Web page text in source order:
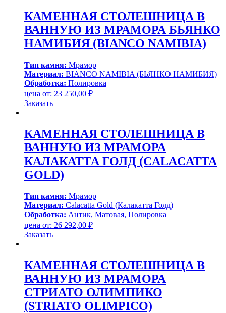
КАМЕННАЯ СТОЛЕШНИЦА В
ВАННУЮ ИЗ МРАМОРА БЬЯНКО
НАМИБИЯ (BIANCO NAMIBIA)
Тип камня: Мрамор
Материал: BIANCO NAMIBIA (БЬЯНКО НАМИБИЯ)
Обработка: Полировка
цена от: 23 250,00 ₽
Заказать
КАМЕННАЯ СТОЛЕШНИЦА В
ВАННУЮ ИЗ МРАМОРА
КАЛАКАТТА ГОЛД (CALACATTA
GOLD)
Тип камня: Мрамор
Материал: Calacatta Gold (Калакатта Голд)
Обработка: Антик, Матовая, Полировка
цена от: 26 292,00 ₽
Заказать
КАМЕННАЯ СТОЛЕШНИЦА В
ВАННУЮ ИЗ МРАМОРА
СТРИАТО ОЛИМПИКО
(STRIATO OLIMPICO)